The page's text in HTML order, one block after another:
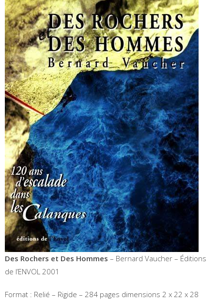
Des Rochers et Des Hommes – Bernard Vaucher – Éditions
de l’ENVOL 2001
Format : Relié – Rigide – 284 pages dimensions 2 x 22 x 28